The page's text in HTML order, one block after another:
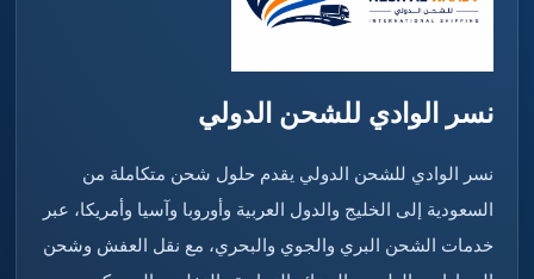
نسر الوادي للشحن الدولي
نسر الوادي للشحن الدولي يقدم حلول شحن متكاملة من
السعودية إلى الخليج والدول العربية وأوروبا وآسيا وأمريكا، عبر
خدمات الشحن البري والجوي والبحري، مع نقل العفش وشحن